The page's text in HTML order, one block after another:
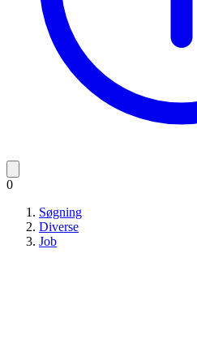
0
Søgning
Diverse
Job